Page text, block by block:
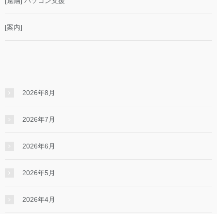
[案内]
2026年8月
2026年7月
2026年6月
2026年5月
2026年4月